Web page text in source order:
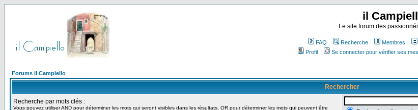
il
Le site forum des
FAQ Recherche Membres
Profil
Se connecter pour vérifier ses
Forums il Campiello
Rechercher
Recherche par mots clés :
Vous pouvez utiliserAND pour déterminer les mots qui seront visibles dans les résultats, OR pour déterminer les mots qui peuvent être